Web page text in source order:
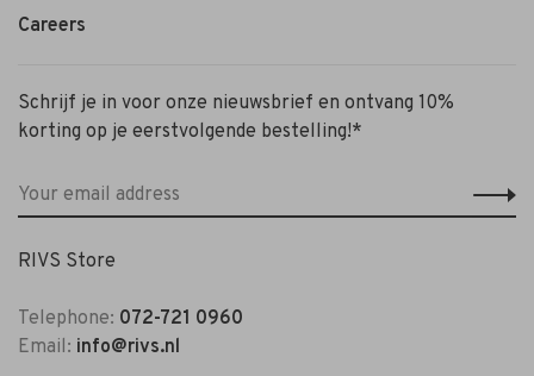
Careers
Schrijf je in voor onze nieuwsbrief en ontvang 10%
korting op je eerstvolgende bestelling!*
RIVS Store
Telephone: 072-721 0960
Email: info@rivs.nl